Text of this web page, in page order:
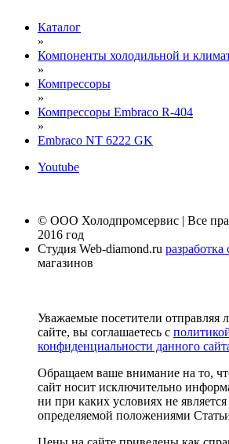
Каталог
»
Компоненты холодильной и
»
Компрессоры
»
Компрессоры Embraco R-404
»
Embraco NT 6222 GK
Youtube
© ООО Холодпромсервис | Все
2016 год
Студия Web-diamond.ru разработка
магазинов
Уважаемые посетители
сайте, вы соглашаетесь с
конфиденциальности данного
Обращаем ваше внимание на то,
сайт носит исключительно
ни при каких условиях не
определяемой положениями